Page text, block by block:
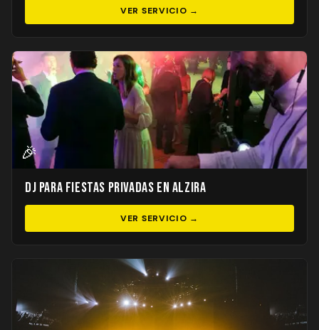
VER SERVICIO →
🎉
DJ para Fiestas Privadas en Alzira
VER SERVICIO →